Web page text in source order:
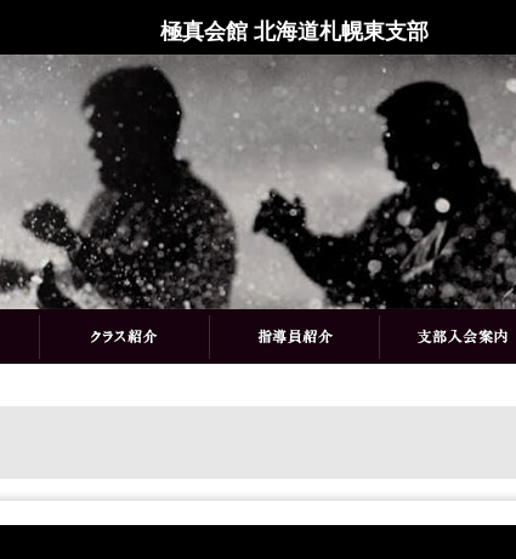
極真会館 北海道札幌東支部